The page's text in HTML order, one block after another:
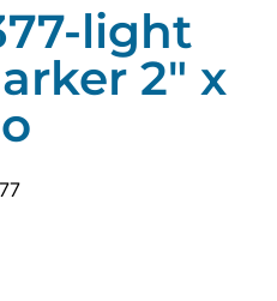
light
2″ x